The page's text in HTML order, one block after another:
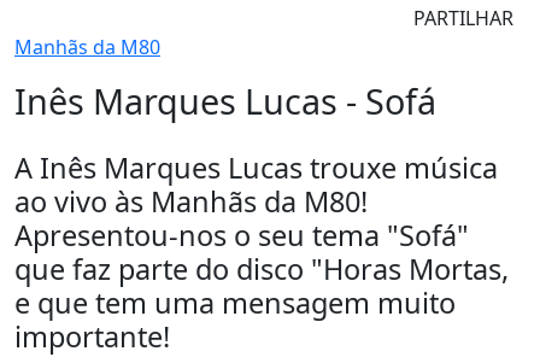
PARTILHAR
Manhãs da M80
Inês Marques Lucas - Sofá
A Inês Marques Lucas trouxe música
ao vivo às Manhãs da M80!
Apresentou-nos o seu tema "Sofá"
que faz parte do disco "Horas Mortas,
e que tem uma mensagem muito
importante!